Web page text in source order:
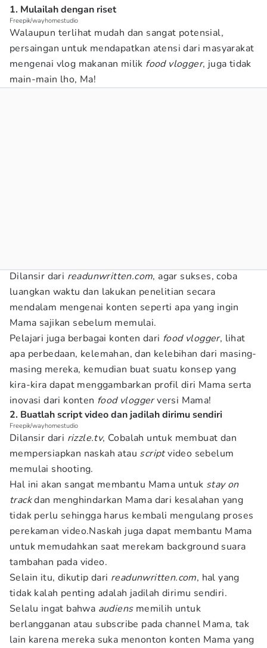
1. Mulailah dengan riset
Freepik/wayhomestudio
Walaupun terlihat mudah dan sangat potensial,
persaingan untuk mendapatkan atensi dari masyarakat
mengenai vlog makanan milik food vlogger, juga tidak
main-main lho, Ma!
Dilansir dari readunwritten.com, agar sukses, coba
luangkan waktu dan lakukan penelitian secara
mendalam mengenai konten seperti apa yang ingin
Mama sajikan sebelum memulai.
Pelajari juga berbagai konten dari food vlogger, lihat
apa perbedaan, kelemahan, dan kelebihan dari masing-
masing mereka, kemudian buat suatu konsep yang
kira-kira dapat menggambarkan profil diri Mama serta
inovasi dari konten food vloggerversi Mama!
2. Buatlah script video dan jadilah dirimu sendiri
Freepik/wayhomestudio
Dilansir dari rizzle.tv, Cobalah untuk membuat dan
mempersiapkan naskah atau scriptvideo sebelum
memulai shooting.
Hal ini akan sangat membantu Mama untuk stay on
trackdan menghindarkan Mama dari kesalahan yang
tidak perlu sehingga harus kembali mengulang proses
perekaman video.Naskah juga dapat membantu Mama
untuk memudahkan saat merekam background suara
tambahan pada video.
Selain itu, dikutip dari readunwritten.com, hal yang
tidak kalah penting adalah jadilah dirimu sendiri.
Selalu ingat bahwa audiensmemilih untuk
berlangganan atau subscribe pada channel Mama, tak
lain karena mereka suka menonton konten Mama yang